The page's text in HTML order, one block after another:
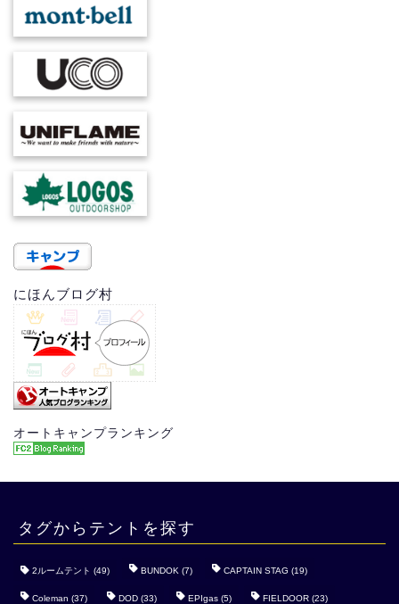
にほんブログ村
オートキャンプランキング
タグからテントを探す
2ルームテント (49) BUNDOK (7) CAPTAIN STAG (19)
Coleman (37) DOD (33) EPIgas (5) FIELDOOR (23)